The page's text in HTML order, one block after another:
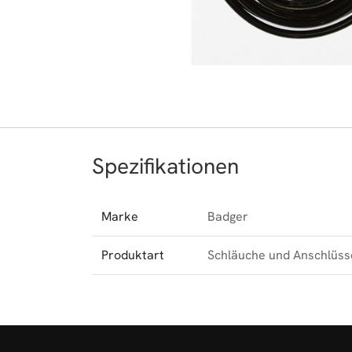
Spezifikationen
Marke Badger
Produktart Schläuche und